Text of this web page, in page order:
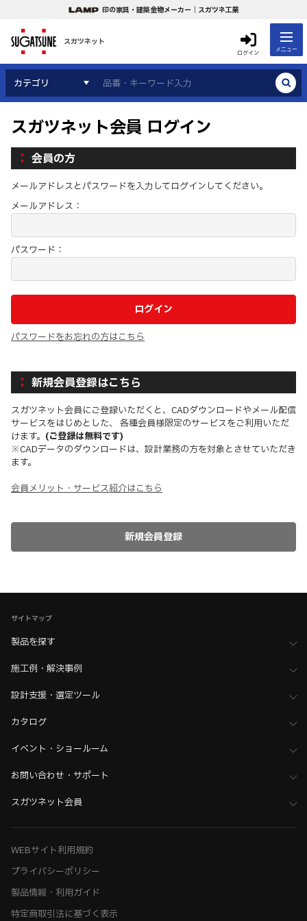
印の家具・建築金物メーカー｜スガツネ工業
スガツネット
ログイン メニュー
カテゴリ
スガツネット会員 ログイン
会員の方
メールアドレスとパスワードを入力してログインしてください。
メールアドレス：
パスワード：
パスワードをお忘れの方はこちら
新規会員登録はこちら
スガツネット会員にご登録いただくと、CADダウンロードやメール配信
サービスをはじめとした、 各種会員様限定のサービスをご利用いただ
けます。 (ご登録は無料です)
※CADデータのダウンロードは、設計業務の方を対象とさせていただき
ます。
会員メリット・サービス紹介はこちら
サイトマップ
製品を探す
施工例・解決事例
設計支援・選定ツール
カタログ
イベント・ショールーム
お問い合わせ・サポート
スガツネット会員
WEBサイト利用規約
プライバシーポリシー
製品情報・利用ガイド
特定商取引法に基づく表示